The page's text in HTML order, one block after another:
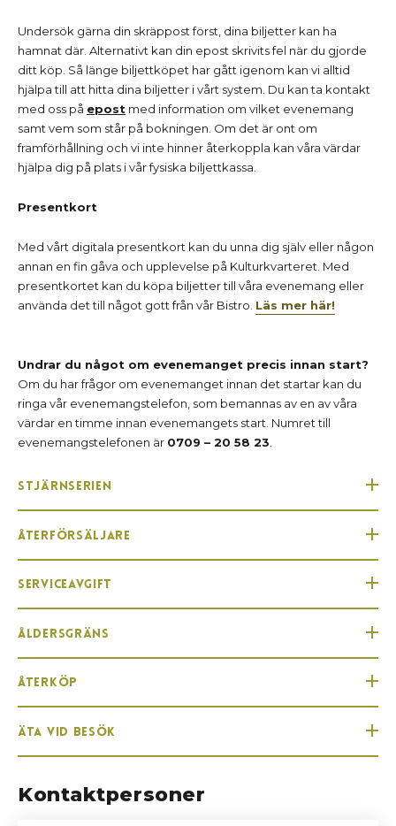
Undersök gärna din skräppost först, dina biljetter kan ha
hamnat där. Alternativt kan din epost skrivits fel när du gjorde
ditt köp. Så länge biljettköpet har gått igenom kan vi alltid
hjälpa till att hitta dina biljetter i vårt system. Du kan ta kontakt
med oss på epost med information om vilket evenemang
samt vem som står på bokningen. Om det är ont om
framförhållning och vi inte hinner återkoppla kan våra värdar
hjälpa dig på plats i vår fysiska biljettkassa.
Presentkort
Med vårt digitala presentkort kan du unna dig själv eller någon
annan en fin gåva och upplevelse på Kulturkvarteret. Med
presentkortet kan du köpa biljetter till våra evenemang eller
använda det till något gott från vår Bistro. Läs mer här!
Undrar du något om evenemanget precis innan start?
Om du har frågor om evenemanget innan det startar kan du
ringa vår evenemangstelefon, som bemannas av en av våra
värdar en timme innan evenemangets start. Numret till
evenemangstelefonen är 0709 – 20 58 23
Stjärnserien
Återförsäljare
Serviceavgift
Åldersgräns
Återköp
Äta vid besök
Kontaktpersoner